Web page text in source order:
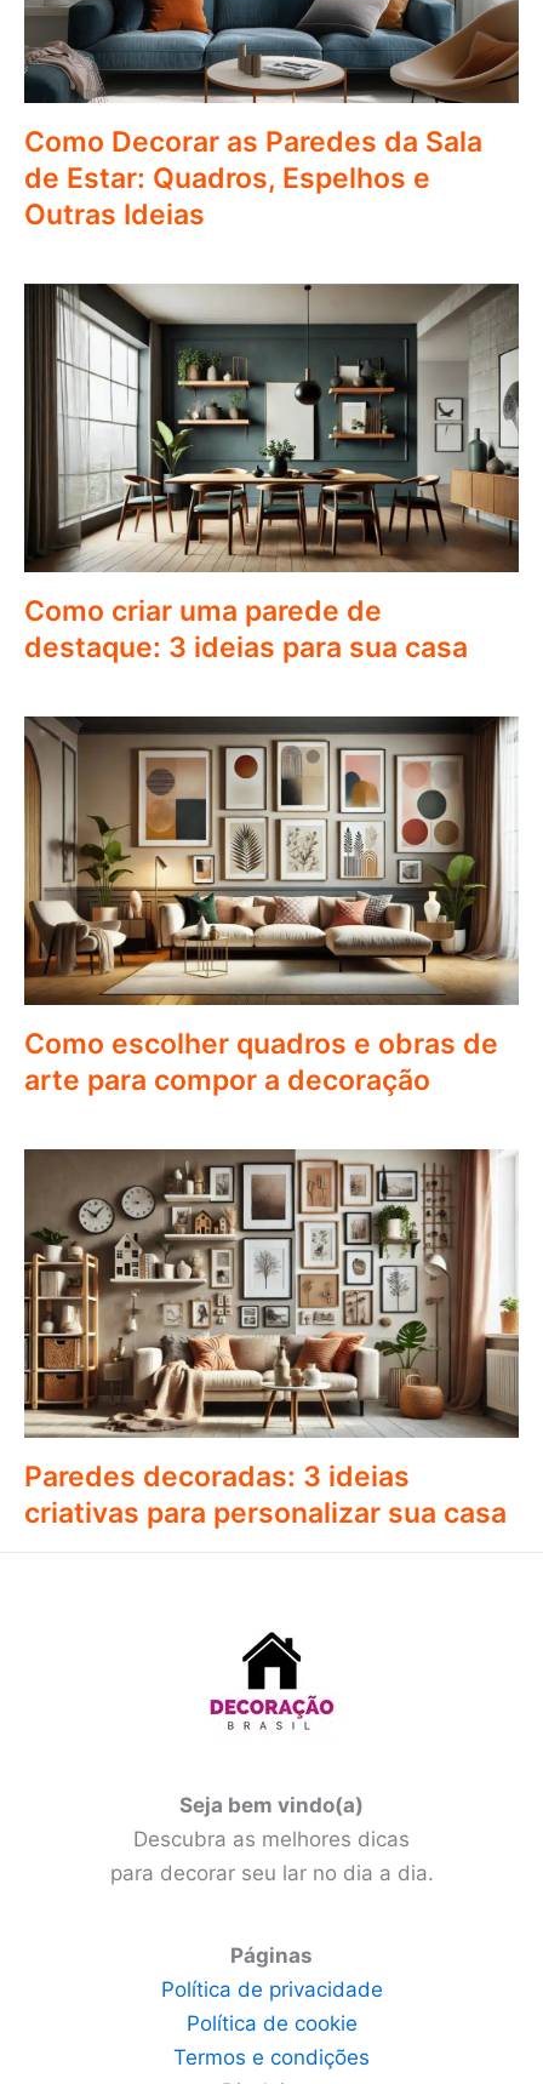
Como Decorar as Paredes da Sala
de Estar: Quadros, Espelhos e
Outras Ideias
Como criar uma parede de
destaque: 3 ideias para sua casa
Como escolher quadros e obras de
arte para compor a decoração
Paredes decoradas: 3 ideias
criativas para personalizar sua casa
Seja bem vindo(a)
Descubra as melhores dicas
para decorar seu lar no dia a dia.
Páginas
Política de privacidade
Política de cookie
Termos e condições